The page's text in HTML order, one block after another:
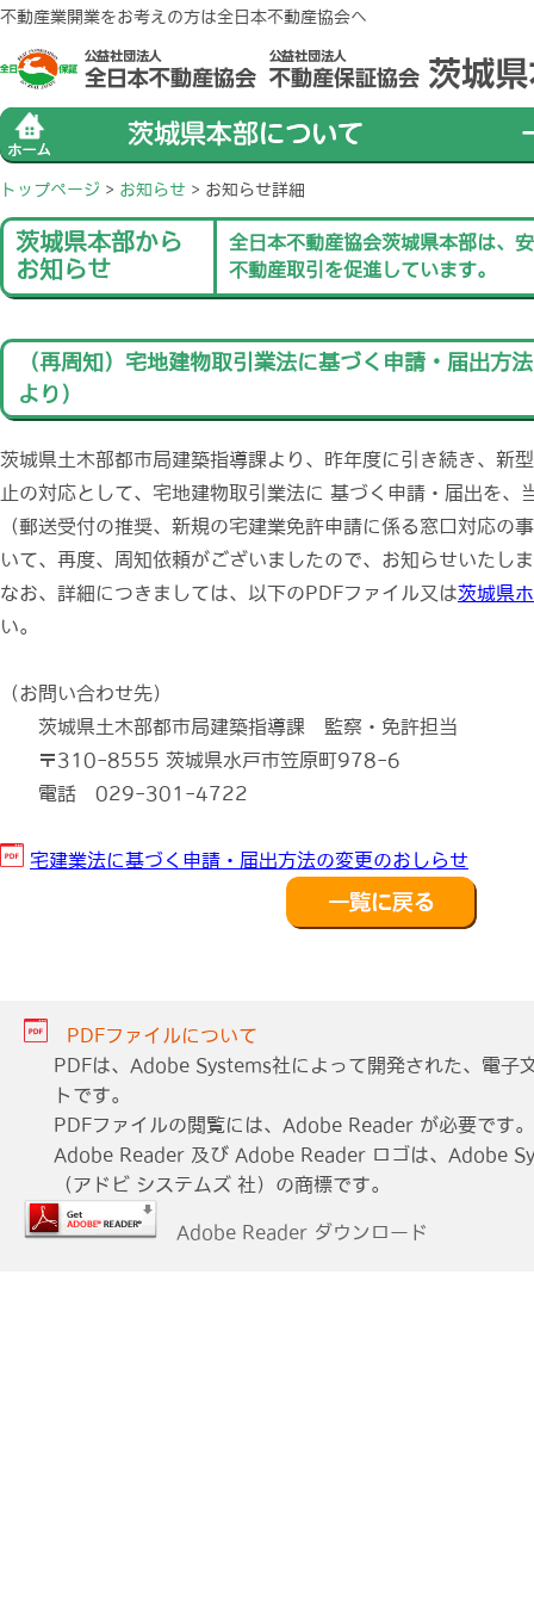
不動産業開業をお考えの方は全日本不動産協会へ
トップページ > お知らせ > お知らせ詳細
茨城県本部から
お知らせ
全日本不動産協会茨城県本部は、
不動産取引を促進しています。
（再周知）宅地建物取引業法に基づく申請・届出方
より）
茨城県土木部都市局建築指導課より、昨年度に引き続き、新
止の対応として、宅地建物取引業法に 基づく申請・届出を、
（郵送受付の推奨、新規の宅建業免許申請に係る窓口対応の
いて、再度、周知依頼がございましたので、お知らせいたし
なお、詳細につきましては、以下のPDFファイル又は茨城県
い。
（お問い合わせ先）
茨城県土木部都市局建築指導課 監察・免許担当
〒310-8555 茨城県水戸市笠原町978-6
電話 029-301-4722
宅建業法に基づく申請・届出方法の変更のおしらせ
PDFファイルについて
PDFは、Adobe Systems社によって開発された、電子
トです。
PDFファイルの閲覧には、Adobe Reader が必要です。
Adobe Reader 及び Adobe Reader ロゴは、Adobe
（アドビ システムズ 社）の商標です。
Adobe Reader ダウンロード